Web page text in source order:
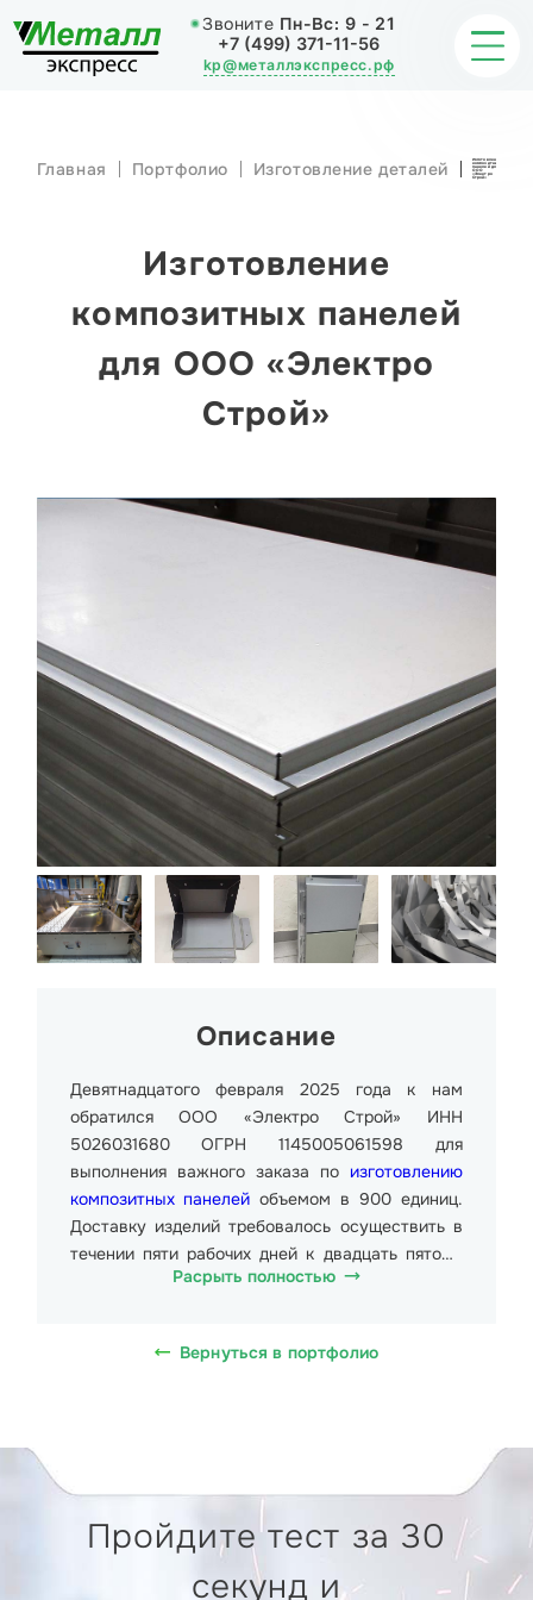
Звоните Пн-Вс: 9 - 21
+7 (499) 371-11-56
kp@металлэкспресс.рф
ОБРАБОТКА МЕТАЛЛА
НАШИ РАБОТЫ
СТАТЬИ
О КОМПАНИИ
Главная Портфолио Изготовление деталей Изготовление
композитных
панелей для
ООО
«Электро
Строй»
Изготовление
композитных панелей
для ООО «Электро
Строй»
Описание
Девятнадцатого февраля 2025 года к нам
обратился ООО «Электро Строй» ИНН
5026031680 ОГРН 1145005061598 для
выполнения важного заказа по изготовлению
композитных панелейобъемом в 900 единиц.
Доставку изделий требовалось осуществить в
течении пяти рабочих дней к двадцать пятому
февраля 2025 года.
композитные панели размерами от 3000мм до
двести пятьдесят рублей 00 копеек), в т.ч. НДС
20% 541.67 руб. (Пятьсот сорок один рубль
шестьдесят семь копеек). Доставка
требовалась на Углянский
Расрыть полностью
Вернуться в портфолио
Пройдите тест за 30
секунд и